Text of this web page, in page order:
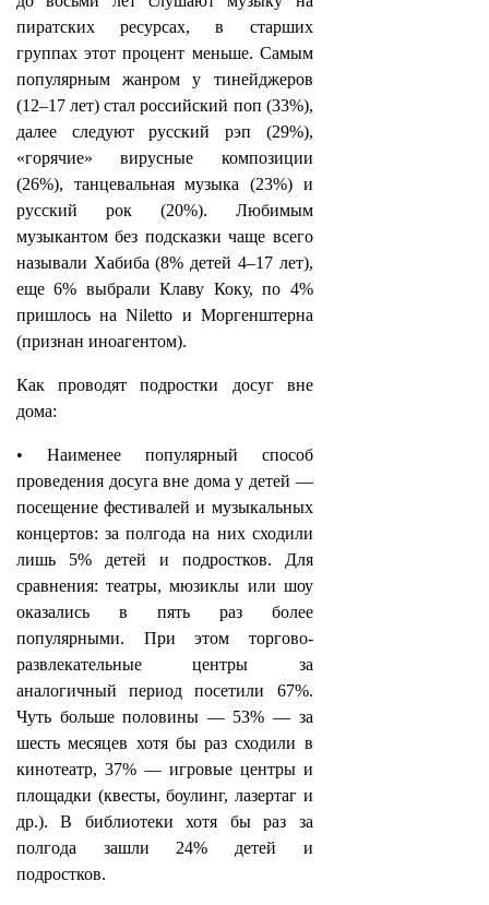
пиратских ресурсах, в старших
группах этот процент меньше. Самым
популярным жанром у тинейджеров
(12–17 лет) стал российский поп (33%),
далее следуют русский рэп (29%),
«горячие» вирусные композиции
(26%), танцевальная музыка (23%) и
русский рок (20%). Любимым
музыкантом без подсказки чаще всего
называли Хабиба (8% детей 4–17 лет),
еще 6% выбрали Клаву Коку, по 4%
пришлось на Niletto и Моргенштерна
(признан иноагентом).
Как проводят подростки досуг вне
дома:
• Наименее популярный способ
проведения досуга вне дома у детей —
посещение фестивалей и музыкальных
концертов: за полгода на них сходили
лишь 5% детей и подростков. Для
сравнения: театры, мюзиклы или шоу
оказались в пять раз более
популярными. При этом торгово-
развлекательные центры за
аналогичный период посетили 67%.
Чуть больше половины — 53% — за
шесть месяцев хотя бы раз сходили в
кинотеатр, 37% — игровые центры и
площадки (квесты, боулинг, лазертаг и
др.). В библиотеки хотя бы раз за
полгода зашли 24% детей и
подростков.